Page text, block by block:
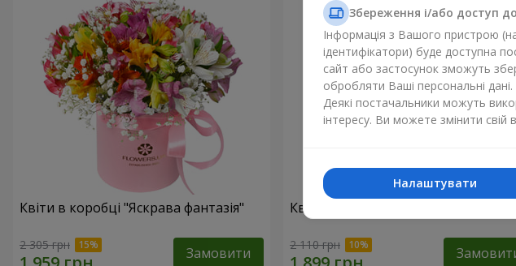
Квіти в коробці "Яскрава фантазія"
2 305 грн Замовити
Квіти в коробці "Соломія"
2 110 грн
Збереження і/або доступ
Інформація з Вашого пристрою
ідентифікатори) буде доступна
сайт або застосунок зможуть
обробляти Ваші персональні дані.
Деякі постачальники можуть
інтересу. Ви можете змінити свій
Налаштувати